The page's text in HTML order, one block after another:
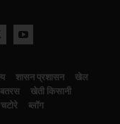
शासन प्रशासन
खेल
बतरस
खेती किसानी
चटोरे ब्लॉग